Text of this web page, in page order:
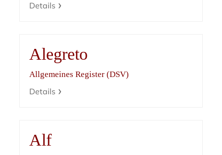
Details
Alegreto
Allgemeines Register (DSV)
Details
Alf